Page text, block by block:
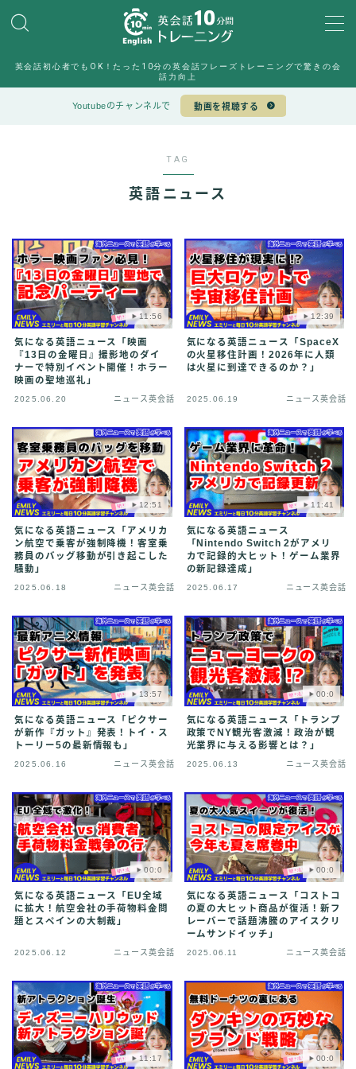
英会話初心者でもOK！たった10分の英会話フレーズトレーニングで驚きの会
話力向上
10min English運営チーム
Sample Page
デモプリセット記事 #6
利用規約／特定商取引法に基づく表記
運営者情報
Youtubeのチャンネルで 動画を視聴する
TAG
英語ニュース
11:56
気になる英語ニュース「映画
『13日の金曜日』撮影地のダイ
ナーで特別イベント開催！ホラー
映画の聖地巡礼」
2025.06.20 ニュース英会話
12:39
気になる英語ニュース「SpaceX
の火星移住計画！2026年に人類
は火星に到達できるのか？」
2025.06.19 ニュース英会話
12:51
気になる英語ニュース「アメリカ
ン航空で乗客が強制降機！客室乗
務員のバッグ移動が引き起こした
騒動」
2025.06.18 ニュース英会話
11:41
気になる英語ニュース
「Nintendo Switch 2がアメリ
カで記録的大ヒット！ゲーム業界
の新記録達成」
2025.06.17 ニュース英会話
13:57
気になる英語ニュース「ピクサー
が新作『ガット』発表！トイ・ス
トーリー5の最新情報も」
2025.06.16 ニュース英会話
00:0
気になる英語ニュース「トランプ
政策でNY観光客激減！政治が観
光業界に与える影響とは？」
2025.06.13 ニュース英会話
00:0
気になる英語ニュース「EU全域
に拡大！航空会社の手荷物料金問
題とスペインの大制裁」
2025.06.12 ニュース英会話
00:0
気になる英語ニュース「コストコ
の夏の大ヒット商品が復活！新フ
レーバーで話題沸騰のアイスクリ
ームサンドイッチ」
2025.06.11 ニュース英会話
11:17 00:0